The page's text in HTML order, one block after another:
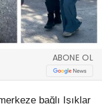
ABONE OL
bağlı Işıklar